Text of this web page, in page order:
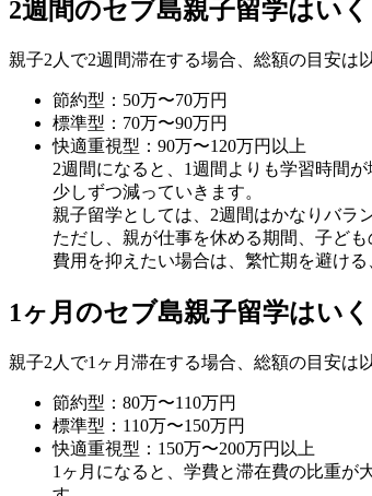
2週間のセブ島親子留学はい
親子2人で2週間滞在する場合、総額の目安は
節約型：50万〜70万円
標準型：70万〜90万円
快適重視型：90万〜120万円以上
2週間になると、1週間よりも学習時間
少しずつ減っていきます。
親子留学としては、2週間はかなりバラ
ただし、親が仕事を休める期間、子ど
費用を抑えたい場合は、繁忙期を避け
1ヶ月のセブ島親子留学はい
親子2人で1ヶ月滞在する場合、総額の目安は
節約型：80万〜110万円
標準型：110万〜150万円
快適重視型：150万〜200万円以上
1ヶ月になると、学費と滞在費の比重が